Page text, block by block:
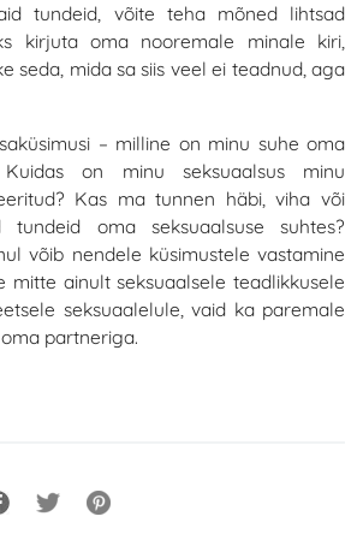
tundeid, võite teha mõned lihtsad
kirjuta oma nooremale minale kiri,
seda, mida sa siis veel ei teadnud, aga
– milline on minu suhe oma
Kuidas on minu seksuaalsus minu
Kas ma tunnen häbi, viha või
tundeid oma seksuaalsuse suhtes?
võib nendele küsimustele vastamine
mitte ainult seksuaalsele teadlikkusele
seksuaalelule, vaid ka paremale
partneriga.